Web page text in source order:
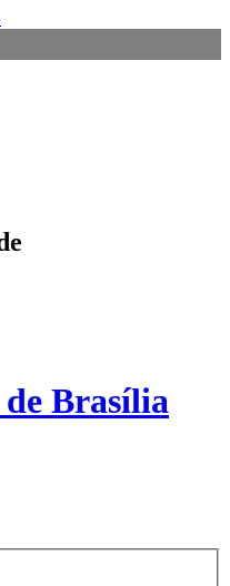
Brasília